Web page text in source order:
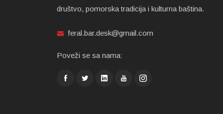
društvo, pomorska tradicija i kulturna baština.
feral.bar.desk@gmail.com
Poveži se sa nama: